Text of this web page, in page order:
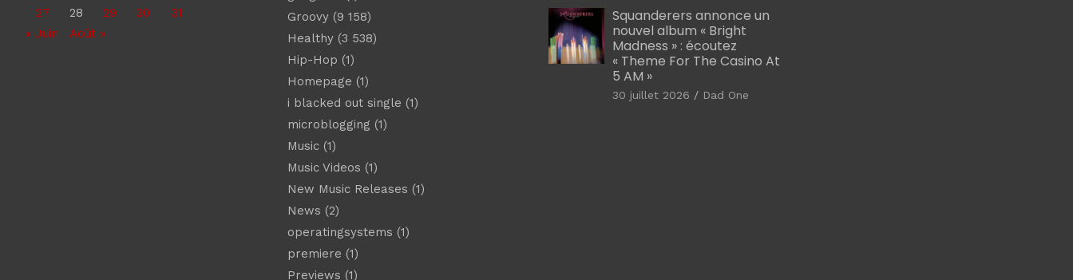
27
28 29 30
31
« Juin
Août »
Groovy(9 158)
Healthy(3 538)
Hip-Hop (1)
Homepage (1)
i blacked out single (1)
microblogging (1)
Music(1)
Music Videos (1)
New Music Releases (1)
News (2)
operatingsystems (1)
premiere (1)
Previews (1)
Squanderers annonce un
nouvel album « Bright
Madness » : écoutez
« Theme For The Casino At
5 AM »
30 juillet 2026 Dad One